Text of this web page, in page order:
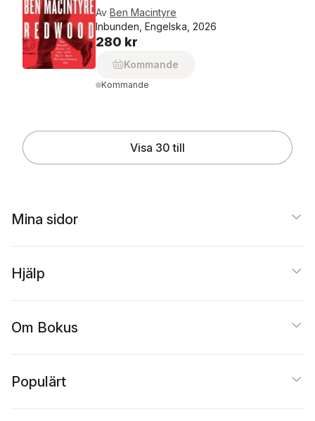
Av Ben Macintyre
Inbunden, Engelska, 2026
280 kr
Kommande
Kommande
Visa 30 till
Mina sidor
Hjälp
Om Bokus
Populärt